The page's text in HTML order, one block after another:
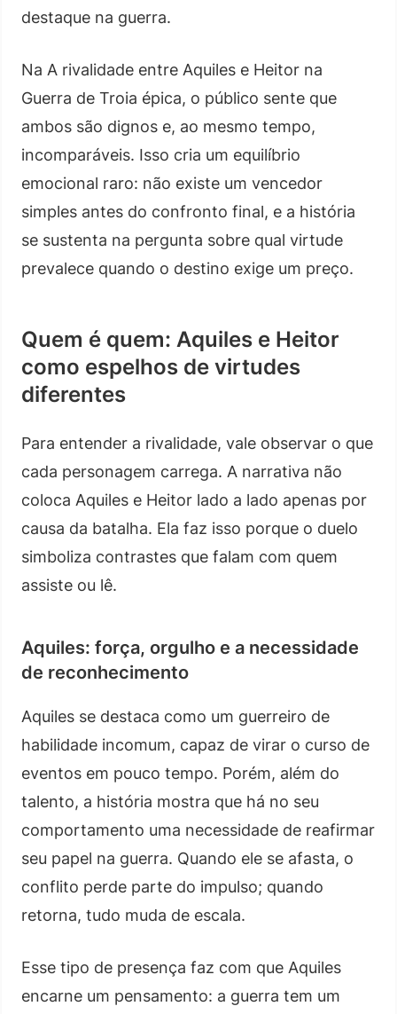
destaque na guerra.
Na A rivalidade entre Aquiles e Heitor na
Guerra de Troia épica, o público sente que
ambos são dignos e, ao mesmo tempo,
incomparáveis. Isso cria um equilíbrio
emocional raro: não existe um vencedor
simples antes do confronto final, e a história
se sustenta na pergunta sobre qual virtude
prevalece quando o destino exige um preço.
Quem é quem: Aquiles e Heitor
como espelhos de virtudes
diferentes
Para entender a rivalidade, vale observar o que
cada personagem carrega. A narrativa não
coloca Aquiles e Heitor lado a lado apenas por
causa da batalha. Ela faz isso porque o duelo
simboliza contrastes que falam com quem
assiste ou lê.
Aquiles: força, orgulho e a necessidade
de reconhecimento
Aquiles se destaca como um guerreiro de
habilidade incomum, capaz de virar o curso de
eventos em pouco tempo. Porém, além do
talento, a história mostra que há no seu
comportamento uma necessidade de reafirmar
seu papel na guerra. Quando ele se afasta, o
conflito perde parte do impulso; quando
retorna, tudo muda de escala.
Esse tipo de presença faz com que Aquiles
encarne um pensamento: a guerra tem um